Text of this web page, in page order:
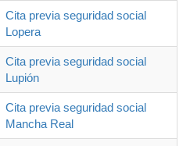
Cita previa seguridad social
Lopera
Cita previa seguridad social
Lupión
Cita previa seguridad social
Mancha Real